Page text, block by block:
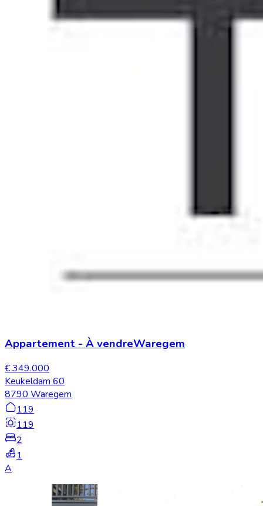
Appartement - À vendreWaregem
€ 349.000
Keukeldam 60
8790 Waregem
119
119
2
1
A